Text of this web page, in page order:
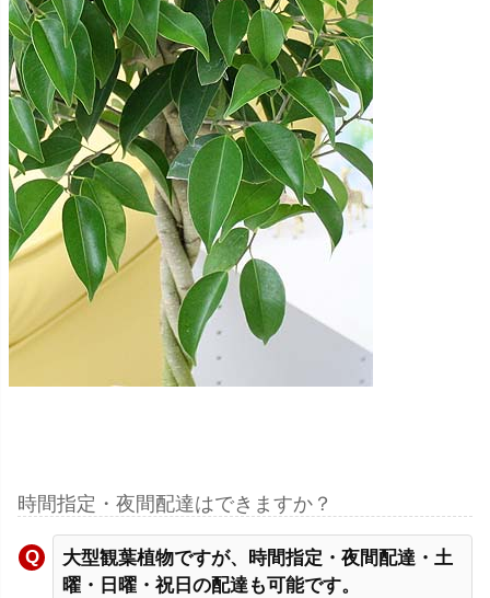
時間指定・夜間配達はできますか？
大型観葉植物ですが、時間指定・夜間配達・土
曜・日曜・祝日の配達も可能です。